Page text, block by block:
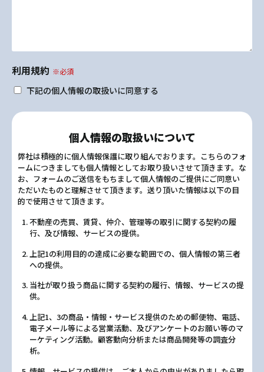
利用規約 ※必須
下記の個人情報の取扱いに同意する
個人情報の取扱いについて
弊社は積極的に個人情報保護に取り組んでおります。こちらのフォ
ームにつきましても個人情報としてお取り扱いさせて頂きます。な
お、フォームのご送信をもちまして個人情報のご提供にご同意い
ただいたものと理解させて頂きます。送り頂いた情報は以下の目
的で使用させて頂きます。
不動産の売買、賃貸、仲介、管理等の取引に関する契約の履
行、及び情報、サービスの提供。
上記1の利用目的の達成に必要な範囲での、個人情報の第三者
への提供。
当社が取り扱う商品に関する契約の履行、情報、サービスの提
供。
上記1、3の商品・情報・サービス提供のための郵便物、電話、
電子メール等による営業活動、及びアンケートのお願い等のマ
ーケティング活動。顧客動向分析または商品開発等の調査分
析。